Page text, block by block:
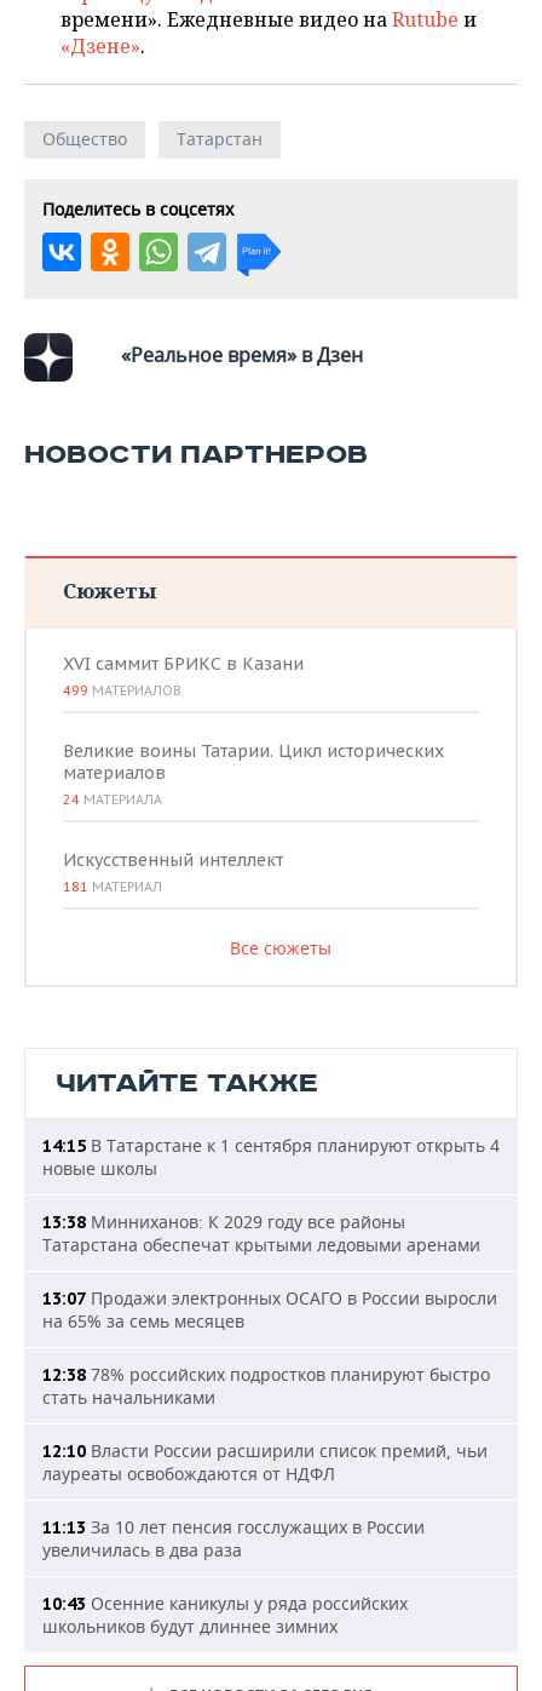
времени». Ежедневные видео наRutube и
«Дзене».
Общество Татарстан
Поделитесь в соцсетях
«Реальное время» в Дзен
НОВОСТИ ПАРТНЕРОВ
Сюжеты
XVI саммит БРИКС в Казани
499 МАТЕРИАЛОВ
Великие воины Татарии. Цикл исторических
материалов
24 МАТЕРИАЛА
Искусственный интеллект
181 МАТЕРИАЛ
Все сюжеты
ЧИТАЙТЕ ТАКЖЕ
14:15 В Татарстане к 1 сентября планируют открыть 4
новые школы
13:38 Минниханов: К 2029 году все районы
Татарстана обеспечат крытыми ледовыми аренами
13:07 Продажи электронных ОСАГО в России выросли
на 65% за семь месяцев
12:38 78% российских подростков планируют быстро
стать начальниками
12:10 Власти России расширили список премий, чьи
лауреаты освобождаются от НДФЛ
11:13 За 10 лет пенсия госслужащих в России
увеличилась в два раза
10:43 Осенние каникулы у ряда российских
школьников будут длиннее зимних